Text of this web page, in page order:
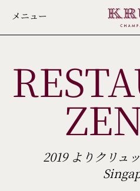
メニュー
2019 よりクリュ